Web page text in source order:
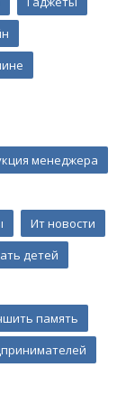
менеджера
Ит новости
детей
память